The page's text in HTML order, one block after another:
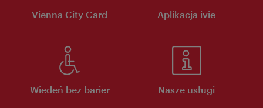
Vienna City Card Aplikacja ivie
Wiedeń bez barier Nasze usługi